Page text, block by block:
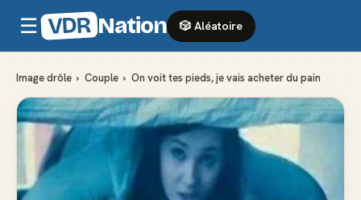
☰ VDR Nation 🎲 Aléatoire
Image drôle › Couple › On voit tes pieds, je vais acheter du pain